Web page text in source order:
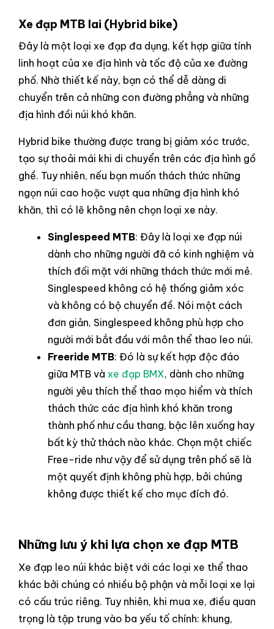
Xe đạp MTB lai (Hybrid bike)
Đây là một loại xe đạp đa dụng, kết hợp giữa tính
linh hoạt của xe địa hình và tốc độ của xe đường
phố. Nhờ thiết kế này, bạn có thể dễ dàng di
chuyển trên cả những con đường phẳng và những
địa hình đồi núi khó khăn.
Hybrid bike thường được trang bị giảm xóc trước,
tạo sự thoải mái khi di chuyển trên các địa hình gồ
ghề. Tuy nhiên, nếu bạn muốn thách thức những
ngọn núi cao hoặc vượt qua những địa hình khó
khăn, thì có lẽ không nên chọn loại xe này.
Singlespeed MTB: Đây là loại xe đạp núi
dành cho những người đã có kinh nghiệm và
thích đối mặt với những thách thức mới mẻ.
Singlespeed không có hệ thống giảm xóc
và không có bộ chuyển đề. Nói một cách
đơn giản, Singlespeed không phù hợp cho
người mới bắt đầu với môn thể thao leo núi.
Freeride MTB: Đó là sự kết hợp độc đáo
giữa MTB và xe đạp BMX, dành cho những
người yêu thích thể thao mạo hiểm và thích
thách thức các địa hình khó khăn trong
thành phố như cầu thang, bậc lên xuống hay
bất kỳ thử thách nào khác. Chọn một chiếc
Free-ride như vậy để sử dụng trên phố sẽ là
một quyết định không phù hợp, bởi chúng
không được thiết kế cho mục đích đó.
Những lưu ý khi lựa chọn xe đạp MTB
Xe đạp leo núi khác biệt với các loại xe thể thao
khác bởi chúng có nhiều bộ phận và mỗi loại xe lại
có cấu trúc riêng. Tuy nhiên, khi mua xe, điều quan
trọng là tập trung vào ba yếu tố chính: khung,